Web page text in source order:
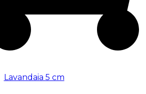
Lavandaia 5 cm